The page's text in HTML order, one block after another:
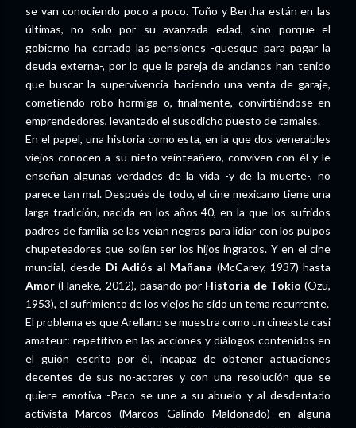
se van conociendo poco a poco. Toño y Bertha están en las
últimas, no solo por su avanzada edad, sino porque el
gobierno ha cortado las pensiones -quesque para pagar la
deuda externa-, por lo que la pareja de ancianos han tenido
que buscar la supervivencia haciendo una venta de garaje,
cometiendo robo hormiga o, finalmente, convirtiéndose en
emprendedores, levantado el susodicho puesto de tamales.
En el papel, una historia como esta, en la que dos venerables
viejos conocen a su nieto veinteañero, conviven con él y le
enseñan algunas verdades de la vida -y de la muerte-, no
parece tan mal. Después de todo, el cine mexicano tiene una
larga tradición, nacida en los años 40, en la que los sufridos
padres de familia se las veían negras para lidiar con los pulpos
chupeteadores que solían ser los hijos ingratos. Y en el cine
mundial, desde Di Adiós al Mañana (McCarey, 1937) hasta
Amor (Haneke, 2012), pasando por Historia de Tokio (Ozu,
1953), el sufrimiento de los viejos ha sido un tema recurrente.
El problema es que Arellano se muestra como un cineasta casi
amateur: repetitivo en las acciones y diálogos contenidos en
el guión escrito por él, incapaz de obtener actuaciones
decentes de sus no-actores y con una resolución que se
quiere emotiva -Paco se une a su abuelo y al desdentado
activista Marcos (Marcos Galindo Maldonado) en alguna